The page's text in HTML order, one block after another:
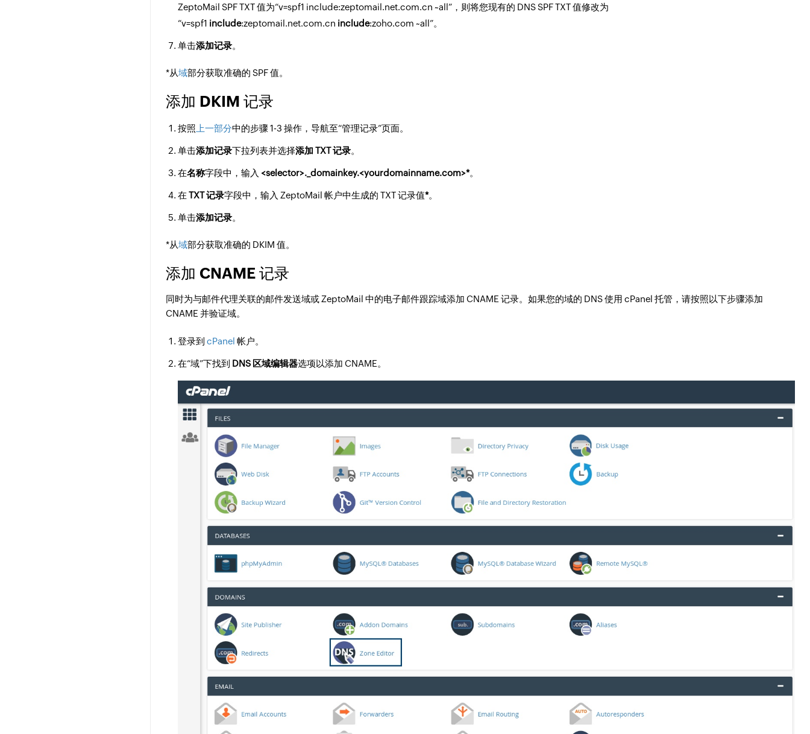
ZeptoMail SPF TXT 值为“v=spf1 include:zeptomail.net.com.cn ~all”，则将您现有的 DNS SPF TXT 值修改为
“v=spf1 include:zeptomail.net.com.cn include:zoho.com ~all”。
单击添加记录。
*从域部分获取准确的 SPF 值。
添加 DKIM 记录
按照上一部分中的步骤 1-3 操作，导航至“管理记录”页面。
单击添加记录下拉列表并选择添加 TXT 记录。
在名称字段中，输入 <selector>._domainkey.<yourdomainname.com>*。
在 TXT 记录字段中，输入 ZeptoMail 帐户中生成的 TXT 记录值*。
单击添加记录。
*从域部分获取准确的 DKIM 值。
添加 CNAME 记录
同时为与邮件代理关联的邮件发送域或 ZeptoMail 中的电子邮件跟踪域添加 CNAME 记录。如果您的域的 DNS 使用 cPanel 托管，请按照以下步骤添加
CNAME 并验证域。
登录到 cPanel 帐户。
在“域”下找到 DNS 区域编辑器选项以添加 CNAME。